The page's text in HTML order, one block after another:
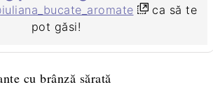
ca să te
pot găsi!